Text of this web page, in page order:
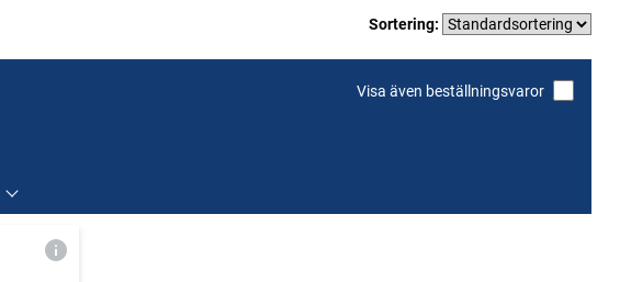
Sortering:
Visa även beställningsvaror